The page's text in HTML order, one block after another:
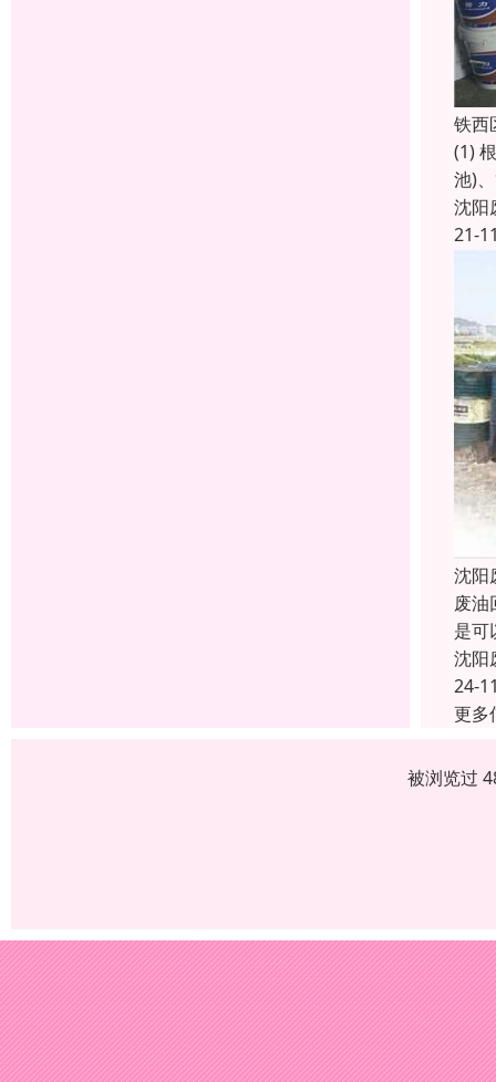
铁西
(1)
池)
沈阳
21-
沈阳
废油
是可
沈阳
24-
更多
被浏览过